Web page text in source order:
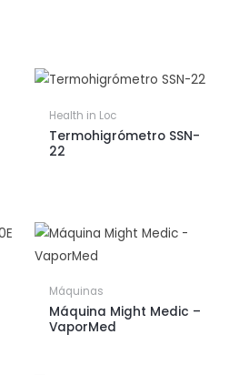
Health in Loc
Termohigrómetro SSN-
22
Máquinas
Máquina Might Medic –
VaporMed